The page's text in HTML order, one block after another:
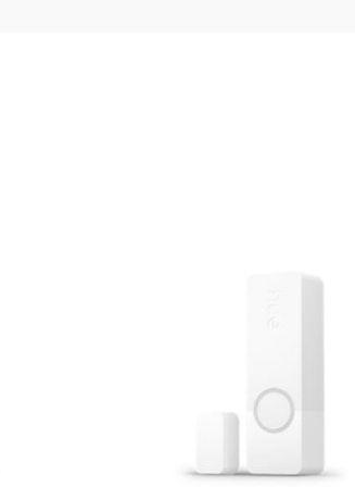
Secure
Batterie (als